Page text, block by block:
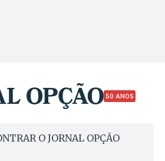
50 ANOS
O JORNAL OPÇÃO